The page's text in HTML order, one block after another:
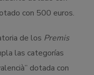
con 500 euros.
de los Premis
las categorías
dotada con